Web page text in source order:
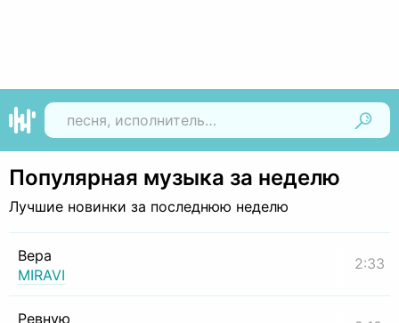
Популярная музыка за неделю
Лучшие новинки за последнюю неделю
Вера
MIRAVI
2:33
Ревную